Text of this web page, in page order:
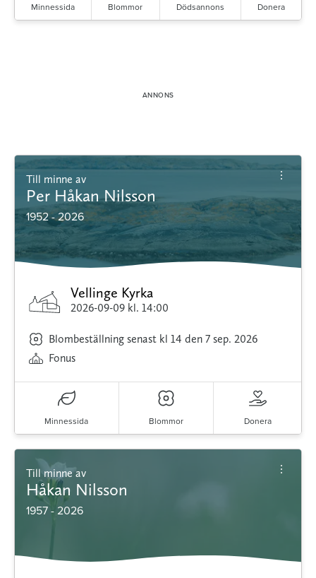
Minnessida Blommor Dödsannons Donera
Till minne av
Per Håkan Nilsson
1952 - 2026
Vellinge Kyrka
2026-09-09 kl. 14:00
Blombeställning senast kl 14 den 7 sep. 2026
Fonus
Minnessida Blommor Donera
Till minne av
Håkan Nilsson
1957 - 2026